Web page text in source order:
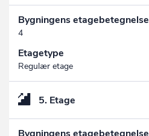
Bygningens etagebetegnelse
4
Etagetype
Regulær etage
5. Etage